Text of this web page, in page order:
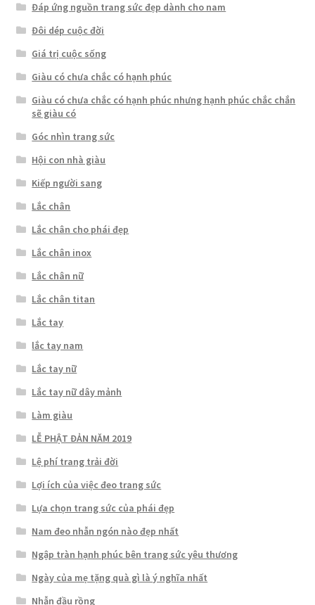
Đáp ứng nguồn trang sức đẹp dành cho nam
Đôi dép cuộc đời
Giá trị cuộc sống
Giàu có chưa chắc có hạnh phúc
Giàu có chưa chắc có hạnh phúc nhưng hạnh phúc chắc chắn
sẽ giàu có
Góc nhìn trang sức
Hội con nhà giàu
Kiếp người sang
Lắc chân
Lắc chân cho phái đẹp
Lắc chân inox
Lắc chân nữ
Lắc chân titan
Lắc tay
lắc tay nam
Lắc tay nữ
Lắc tay nữ dây mảnh
Làm giàu
LỄ PHẬT ĐẢN NĂM 2019
Lệ phí trang trải đời
Lợi ích của việc đeo trang sức
Lựa chọn trang sức của phái đẹp
Nam đeo nhẫn ngón nào đẹp nhất
Ngập tràn hạnh phúc bên trang sức yêu thương
Ngày của mẹ tặng quà gì là ý nghĩa nhất
Nhẫn đầu rồng